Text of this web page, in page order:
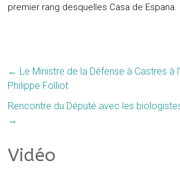
premier rang desquelles Casa de Espana.
← Le Ministre de la Défense à Castres à
Philippe Folliot
Rencontre du Député avec les
→
Vidéo